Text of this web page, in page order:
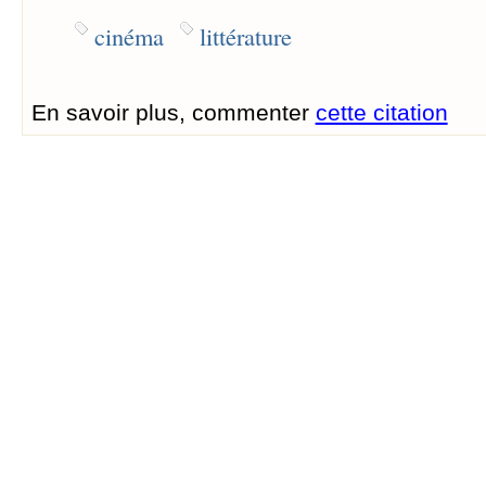
cinéma littérature
En savoir plus, commenter cette citation